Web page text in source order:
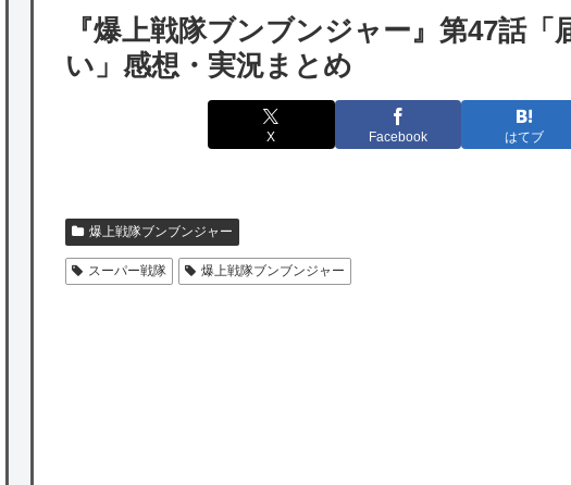
も感謝してるらしい…（ﾌﾞﾙﾌﾞﾙ」＝韓国の反
応
海外「日本よ、お前がナンバーワンだ」 熊
本地震直後の日本の対応のスピードに世界が
★【ワートリ】細かい情報まで含めて構成さ
れたキャラの掛け合いだからなぁ（約100人）
【画像】
に苦言か？
たシーン
ｗｗｗｗｗ
カープ小
『爆上戦隊ブンブンジャー』第47話
い」感想・実況まとめ
X Facebook はてブ
爆上戦隊ブンブンジャー
スーパー戦隊 爆上戦隊ブンブンジャー